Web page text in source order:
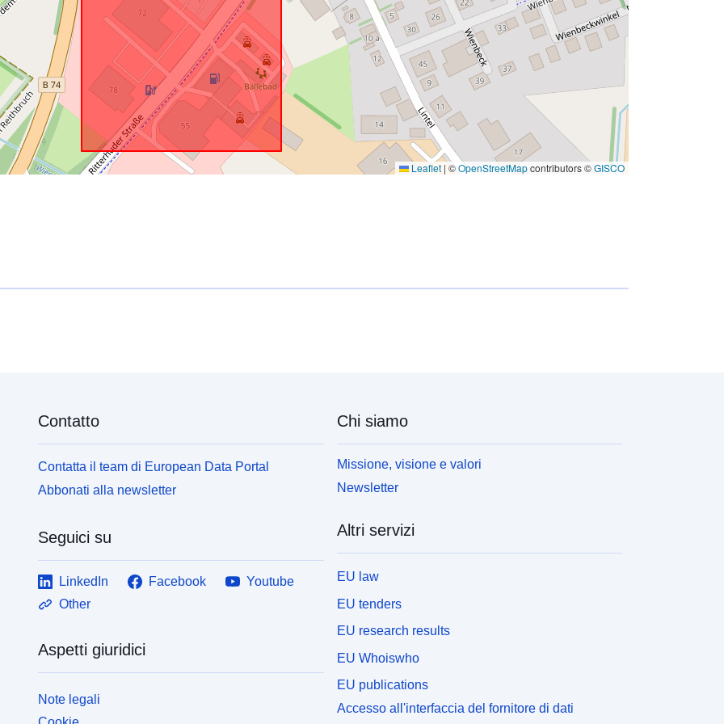
Leaflet | ©OpenStreetMapcontributors ©GISCO
Contatto
Contatta il team di European Data Portal
Abbonati alla newsletter
Seguici su
LinkedIn Facebook
Youtube
Other
Aspetti giuridici
Note legali
Chi siamo
Missione, visione e valori
Newsletter
Altri servizi
EU law
EU tenders
EU research results
EU Whoiswho
EU publications
Accesso all'interfaccia del fornitore di dati